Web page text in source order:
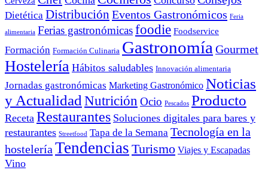
Dietética Distribución Eventos Gastronómicos Feria
alimentaria Ferias gastronómicasfoodie Foodservice
Formación Formación Culinaria Gastronomía Gourmet
Hostelería Hábitos saludables Innovación alimentaria
Jornadas gastronómicas Marketing Gastronómico Noticias
y Actualidad Nutrición Ocio Pescados Producto
Receta Restaurantes Soluciones digitales para bares y
restaurantes Streetfood Tapa de la Semana Tecnología en la
hostelería Tendencias Turismo Viajes y Escapadas
Vino